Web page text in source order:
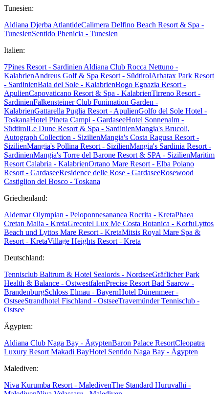
Tunesien:
Aldiana Djerba AtlantideCalimera Delfino Beach Resort & Spa -
TunesienSentido Phenicia - Tunesien
Italien:
7Pines Resort - Sardinien Aldiana Club Rocca Nettuno -
KalabrienAndreus Golf & Spa Resort - SüdtirolArbatax Park Resort
- SardinienBaia del Sole - KalabrienBogo Egnazia Resort -
ApulienCapovaticano Resort & Spa - KalabrienTirreno Resort -
SardinienFalkensteiner Club Funimation Garden -
KalabrienGattarella Puglia Resort - ApulienGolfo del Sole Hotel -
ToskanaHotel Pineta Campi - GardaseeHotel Sonnenalm -
SüdtirolLe Dune Resort & Spa - SardinienMangia's Brucoli,
Autograph Collection - SizilienMangia's Costa Ragusa Resort -
SizilienMangia's Pollina Resort - SizilienMangia's Sardinia Resort -
SardinienMangia's Torre del Barone Resort & SPA - SizilienMaritim
Resort Calabria - KalabrienOrtano Mare Resort - Elba Poiano
Resort - GardaseeResidence delle Rose - GardaseeRosewood
Castiglion del Bosco - Toskana
Griechenland:
Aldemar Olympian - Peloponnesananea Rocrita - KretaPhaea
Cretan Malia - KretaGrecotel Lux Me Costa Botanica - KorfuLyttos
Beach und Lyttos Mare Resort - KretaMitsis Royal Mare Spa &
Resort - KretaVillage Heights Resort - Kreta
Deutschland:
Tennisclub Baltrum & Hotel Sealords - NordseeGräflicher Park
Health & Balance - OstwestfalenPrecise Resort Bad Saarow -
BrandenburgSchloss Elmau - BayernHotel Dünenmeer -
OstseeStrandhotel Fischland - OstseeTravemünder Tennisclub -
Ostsee
Ägypten:
Aldiana Club Naga Bay - ÄgyptenBaron Palace ResortCleopatra
Luxury Resort Makadi BayHotel Sentido Naga Bay - Ägypten
Malediven:
Niva Kurumba Resort - MaledivenThe Standard Huruvalhi -